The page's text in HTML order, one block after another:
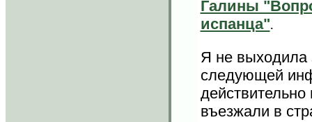
Галины
испанца".
Я не выходила
следующей
въезжали в